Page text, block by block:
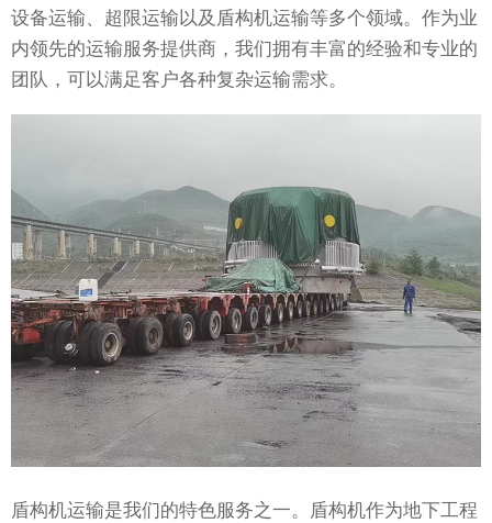
设备运输、超限运输以及盾构机运输等多个领域。作为业
内领先的运输服务提供商，我们拥有丰富的经验和专业的
团队，可以满足客户各种复杂运输需求。
盾构机运输是我们的特色服务之一。盾构机作为地下工程